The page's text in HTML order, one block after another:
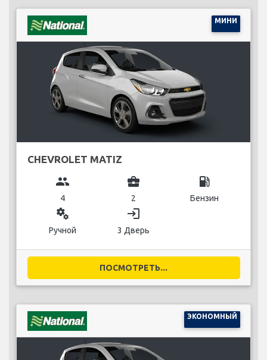
МИНИ
CHEVROLET MATIZ
group
4
business_center
2
local_gas_station
Бензин
miscellaneous_services
Ручной
login
3 Дверь
ПОСМОТРЕТЬ...
ЭКОНОМНЫЙ